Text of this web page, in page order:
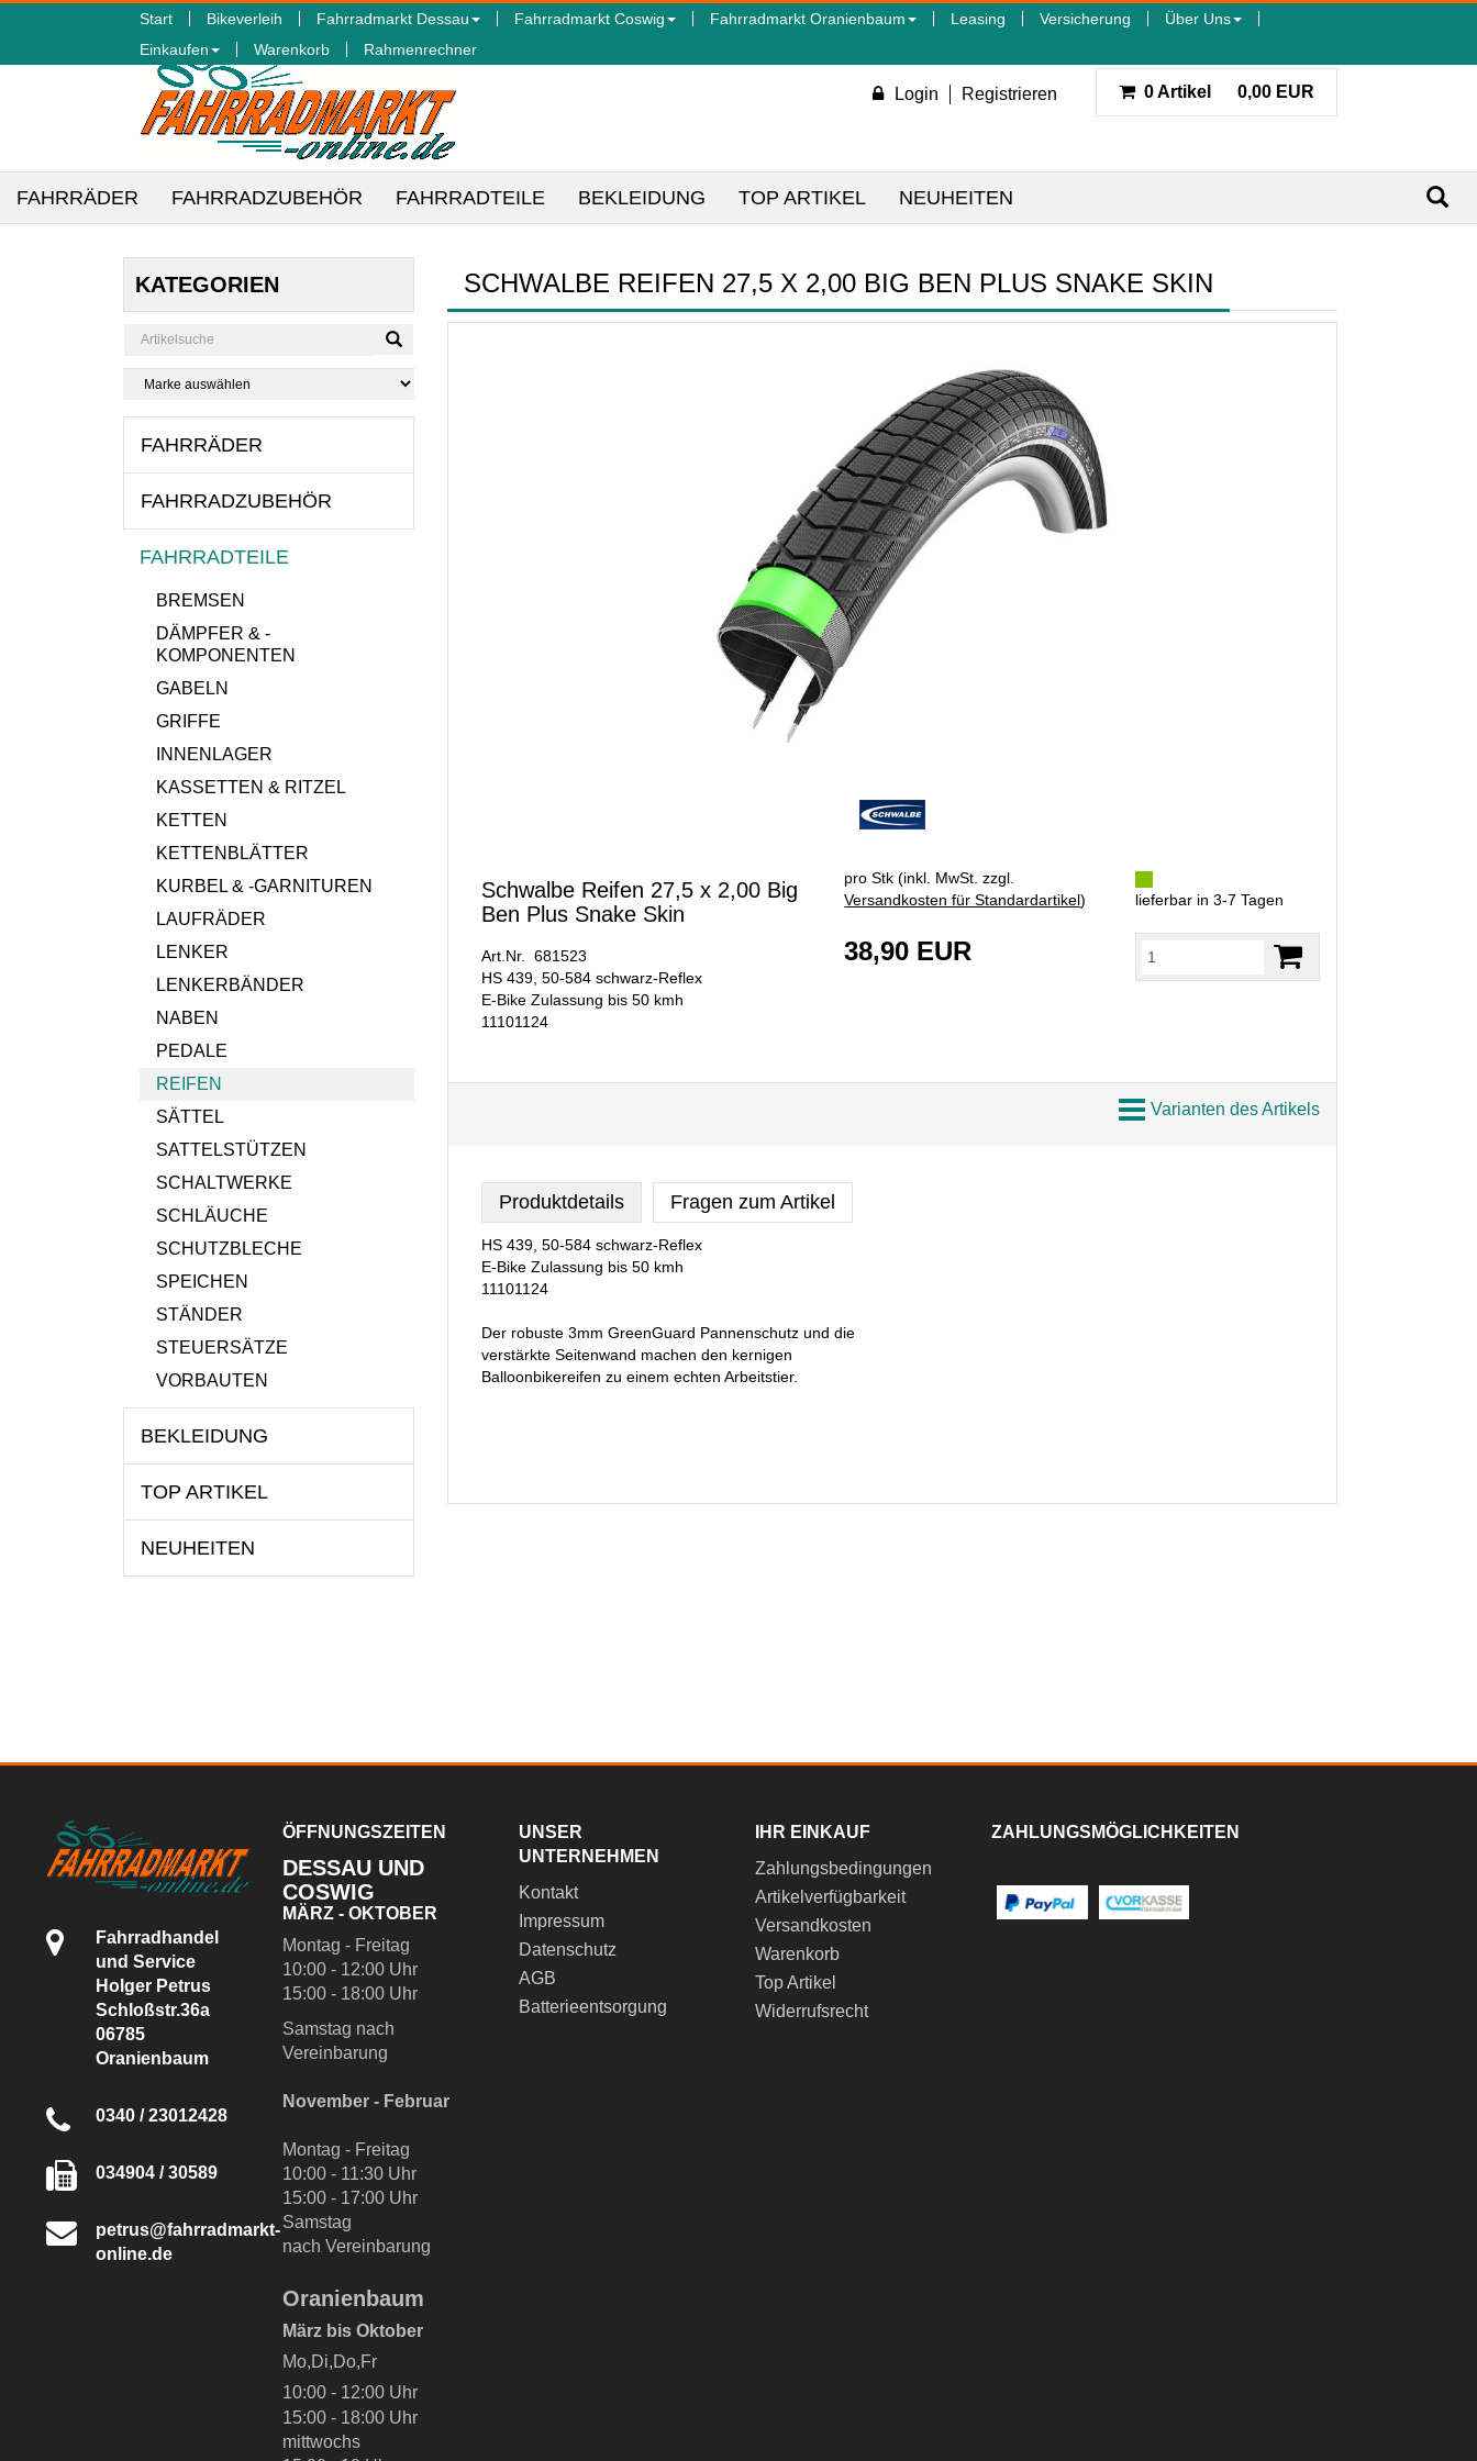
Start Bikeverleih Fahrradmarkt Dessau Fahrradmarkt Coswig Fahrradmarkt Oranienbaum Leasing Versicherung
Über Uns
Einkaufen
Warenkorb Rahmenrechner
Login Registrieren 0 Artikel 0,00 EUR
FAHRRÄDER FAHRRADZUBEHÖR FAHRRADTEILE BEKLEIDUNG TOP ARTIKEL NEUHEITEN
KATEGORIEN
FAHRRÄDER
FAHRRADZUBEHÖR
FAHRRADTEILE
BREMSEN
DÄMPFER & -
KOMPONENTEN
GABELN
GRIFFE
INNENLAGER
KASSETTEN & RITZEL
KETTEN
KETTENBLÄTTER
KURBEL & -GARNITUREN
LAUFRÄDER
LENKER
LENKERBÄNDER
NABEN
PEDALE
REIFEN
SÄTTEL
SATTELSTÜTZEN
SCHALTWERKE
SCHLÄUCHE
SCHUTZBLECHE
SPEICHEN
STÄNDER
STEUERSÄTZE
VORBAUTEN
BEKLEIDUNG
TOP ARTIKEL
NEUHEITEN
SCHWALBE REIFEN 27,5 X 2,00 BIG BEN PLUS SNAKE SKIN
Schwalbe Reifen 27,5 x 2,00 Big
Ben Plus Snake Skin
Art.Nr. 681523
HS 439, 50-584 schwarz-Reflex
E-Bike Zulassung bis 50 kmh
11101124
pro Stk (inkl. MwSt. zzgl.
Versandkosten für Standardartikel)
38,90 EUR
lieferbar in 3-7 Tagen
Varianten des Artikels
Produktdetails Fragen zum Artikel
HS 439, 50-584 schwarz-Reflex
E-Bike Zulassung bis 50 kmh
11101124
Der robuste 3mm GreenGuard Pannenschutz und die
verstärkte Seitenwand machen den kernigen
Balloonbikereifen zu einem echten Arbeitstier.
Fahrradhandel
und Service
Holger Petrus
Schloßstr.36a
06785
Oranienbaum
0340 / 23012428
034904 / 30589
petrus@fahrradmarkt-
online.de
ÖFFNUNGSZEITEN
DESSAU UND
COSWIG
MÄRZ - OKTOBER
Montag - Freitag
10:00 - 12:00 Uhr
15:00 - 18:00 Uhr
Samstag nach
Vereinbarung
November - Februar
Montag - Freitag
10:00 - 11:30 Uhr
15:00 - 17:00 Uhr
Samstag
nach Vereinbarung
Oranienbaum
März bis Oktober
Mo,Di,Do,Fr
10:00 - 12:00 Uhr
15:00 - 18:00 Uhr
mittwochs
UNSER
UNTERNEHMEN
Kontakt
Impressum
Datenschutz
AGB
Batterieentsorgung
IHR EINKAUF
Zahlungsbedingungen
Artikelverfügbarkeit
Versandkosten
Warenkorb
Top Artikel
Widerrufsrecht
ZAHLUNGSMÖGLICHKEITEN